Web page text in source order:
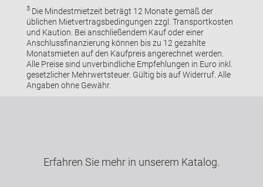
3Die Mindestmietzeit beträgt 12 Monate gemäß der
üblichen Mietvertragsbedingungen zzgl. Transportkosten
und Kaution. Bei anschließendem Kauf oder einer
Anschlussfinanzierung können bis zu 12 gezahlte
Monatsmieten auf den Kaufpreis angerechnet werden.
Alle Preise sind unverbindliche Empfehlungen in Euro inkl.
gesetzlicher Mehrwertsteuer. Gültig bis auf Widerruf. Alle
Angaben ohne Gewähr.
Erfahren Sie mehr in unserem Katalog.